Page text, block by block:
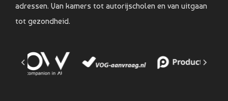
adressen. Van kamers tot autorijscholen en van uitgaan
tot gezondheid.